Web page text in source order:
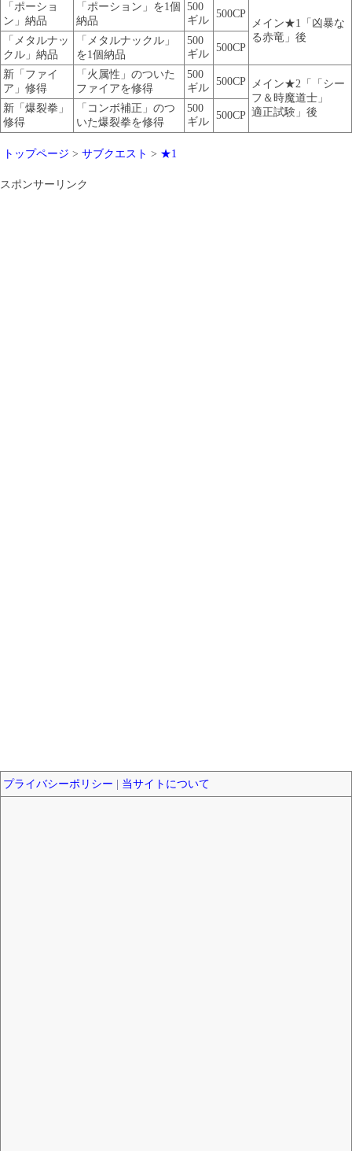
「ポーショ
ン」納品
「ポーション」を1個
納品
500
ギル
500CP
メイン★1「凶暴な
る赤竜」後
「メタルナッ
クル」納品
「メタルナックル」
を1個納品
500
ギル
500CP
新「ファイ
ア」修得
「火属性」のついた
ファイアを修得
500
ギル
500CP メイン★2「「シー
フ＆時魔道士」
適正試験」後
新「爆裂拳」
修得
「コンボ補正」のつ
いた爆裂拳を修得
500
ギル
500CP
トップページ > サブクエスト > ★1
スポンサーリンク
プライバシーポリシー 当サイトについて